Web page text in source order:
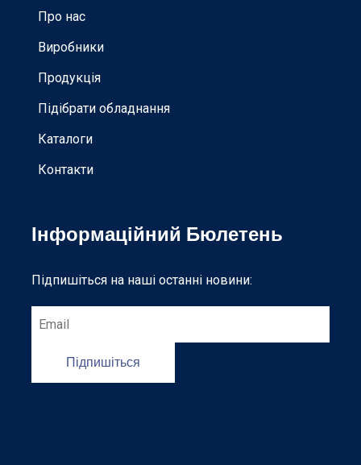
Про нас
Виробники
Продукція
Підібрати обладнання
Каталоги
Контакти
Інформаційний Бюлетень
Підпишіться на наші останні новини:
Підпишіться